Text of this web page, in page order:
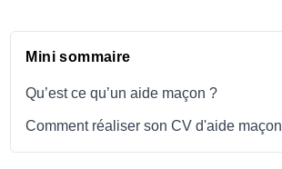
Mini sommaire
Qu’est ce qu’un aide maçon ?
Comment réaliser son CV d'aide maçon